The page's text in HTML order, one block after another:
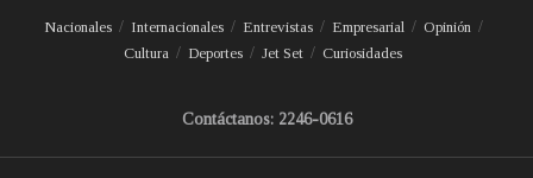
Nacionales Internacionales Entrevistas Empresarial
Opinión
Cultura
Deportes Jet Set Curiosidades
Contáctanos: 2246-0616